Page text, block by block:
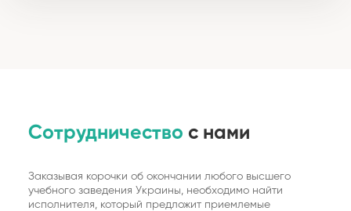
Сотрудничество с нами
Заказывая корочки об окончании любого высшего
учебного заведения Украины, необходимо найти
исполнителя, который предложит приемлемые